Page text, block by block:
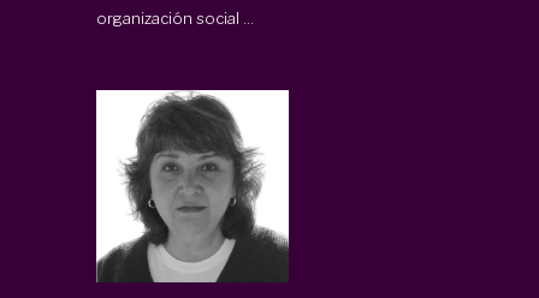
organización social ...